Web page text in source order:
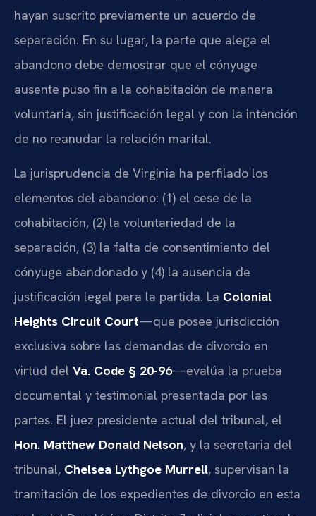
hayan suscrito previamente un acuerdo de
separación. En su lugar, la parte que alega el
abandono debe demostrar que el cónyuge
ausente puso fin a la cohabitación de manera
voluntaria, sin justificación legal y con la intención
de no reanudar la relación marital.
La jurisprudencia de Virginia ha perfilado los
elementos del abandono: (1) el cese de la
cohabitación, (2) la voluntariedad de la
separación, (3) la falta de consentimiento del
cónyuge abandonado y (4) la ausencia de
justificación legal para la partida. La Colonial
Heights Circuit Court—que posee jurisdicción
exclusiva sobre las demandas de divorcio en
virtud del Va. Code § 20-96—evalúa la prueba
documental y testimonial presentada por las
partes. El juez presidente actual del tribunal, el
Hon. Matthew Donald Nelson, y la secretaria del
tribunal, Chelsea Lythgoe Murrell, supervisan la
tramitación de los expedientes de divorcio en esta